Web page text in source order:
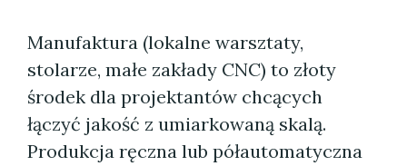
Manufaktura (lokalne warsztaty,
stolarze, małe zakłady CNC) to złoty
środek dla projektantów chcących
łączyć jakość z umiarkowaną skalą.
Produkcja ręczna lub półautomatyczna